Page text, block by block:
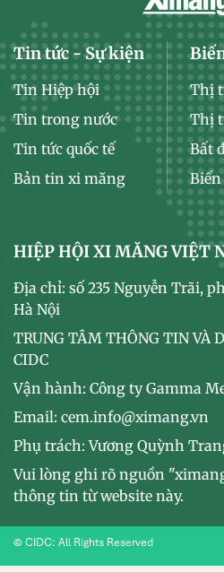
Tin tức - Sự kiện
Tin Hiệp hội
Tin trong nước
Tin tức quốc tế
Bản tin xi măng
Thị
Thị
Bất
HIỆP HỘI XI MĂNG VIỆT
Địa chỉ: số 235 Nguyễn Trãi,
Hà Nội
TRUNG TÂM THÔNG TIN VÀ
CIDC
Vận hành: Công ty Gamma
Email: cem.info@ximang.vn
Phụ trách: Vương Quỳnh
Vui lòng ghi rõ nguồn
thông tin từ website này.
© CIDC: All Rights Reserved